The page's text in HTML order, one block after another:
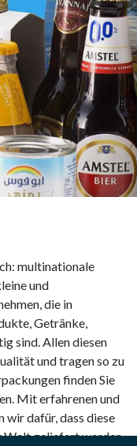
multinationale
und
die in
Getränke,
sind. Allen diesen
und tragen so zu
finden Sie
Mit erfahrenen und
dafür, dass diese
Welt geliefert werden.